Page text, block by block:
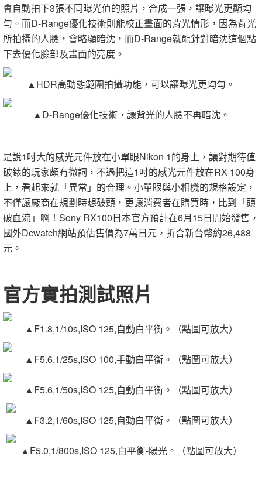
會自動拍下3張不同曝光值的照片，合成一張，讓曝光更顯均
勻。而D-Range優化技術則能校正畫面的背光情形，因為背光
所拍攝的人臉，會略顯暗沈，而D-Range就能針對暗沈這個點
下去優化臉部及畫面的亮度。
▲HDR高動態範圍拍攝功能，可以讓曝光更均勻。
▲D-Range優化技術，讓背光的人臉不再暗沈。
是說1吋大的感光元件放在小單眼Nikon 1的身上，讓對期待值
破錶的玩家頗有微詞，不過把這1吋的感光元件放在RX 100身
上，看起來就「異常」的合理。小單眼與小相機的規格設定，
不僅讓廠商在規劃時想破頭，更讓消費者在購買時，比到「頭
破血流」啊！Sony RX100日本官方預計在6月15日開始發售，
國外Dcwatch網站預估售價為7萬日元，折合新台幣約26,488
元。
官方實拍測試照片
▲F1.8,1/10s,ISO 125,自動白平衡。 （點圖可放大）
▲F5.6,1/25s,ISO 100,手動白平衡。 （點圖可放大）
▲F5.6,1/50s,ISO 125,自動白平衡。 （點圖可放大）
▲F3.2,1/60s,ISO 125,自動白平衡。 （點圖可放大）
▲F5.0,1/800s,ISO 125,白平衡-陽光。 （點圖可放大）